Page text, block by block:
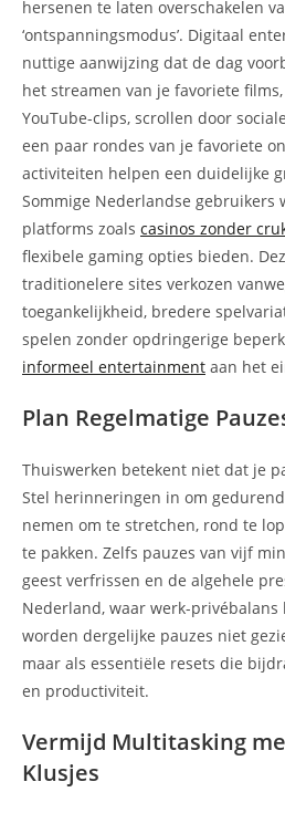
hersenen te laten overschakelen
‘ontspanningsmodus’. Digitaal
nuttige aanwijzing dat de dag
het streamen van je favoriete
YouTube-clips, scrollen door
een paar rondes van je favoriete
activiteiten helpen een duidelijke
Sommige Nederlandse gebruikers
platforms zoals casinos zonder
flexibele gaming opties bieden.
traditionelere sites verkozen
toegankelijkheid, bredere
spelen zonder opdringerige
informeel entertainment aan het
Plan Regelmatige
Thuiswerken betekent niet dat je
Stel herinneringen in om
nemen om te stretchen, rond te
te pakken. Zelfs pauzes van vijf
geest verfrissen en de algehele
Nederland, waar werk-
worden dergelijke pauzes niet
maar als essentiële resets die
en productiviteit.
Vermijd Multitasking
Klusjes